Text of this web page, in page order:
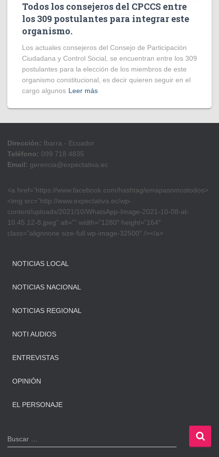
Todos los consejeros del CPCCS entre
los 309 postulantes para integrar este
organismo.
Los actuales consejeros del Consejo de Participación
Ciudadana y Control Social, se encuentran entre los 309
postulantes para la elección de los miembros de este
organismo constitucional, es decir quieren seguir en el
cargo algunos Leer más
Dirección: Ibarra - Ecuador
Teléfono: 099 718 4835
Email: gerencia@expectativa.ec
<a href=”https://www.facebook.com/hashtag/emapasomostodos>
<img src=”http://www.expectativa.ec/wp-
content/uploads/2021/10/WhatsApp-Image-2021-10-08-at-
10.45.12-8.jpeg” alt=”” width=”1280″ height=”164″
class=”alignnone size-full wp-image-32500″ /></a>
NOTICIAS LOCAL
NOTICIAS NACIONAL
NOTICIAS REGIONAL
NOTI AUDIOS
ENTREVISTAS
OPINIÓN
EL PERSONAJE
B
u
Buscar …